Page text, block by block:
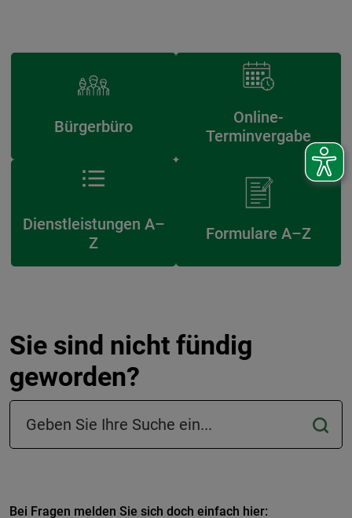
Bürgerbüro
Online-
Terminvergabe
Dienstleistungen A–
Z
Formulare A–Z
Sie sind nicht fündig
geworden?
Suchfeld in der Fußzeile
Bei Fragen melden Sie sich doch einfach hier: